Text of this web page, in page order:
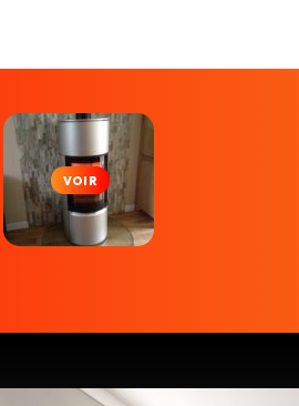
VOIR